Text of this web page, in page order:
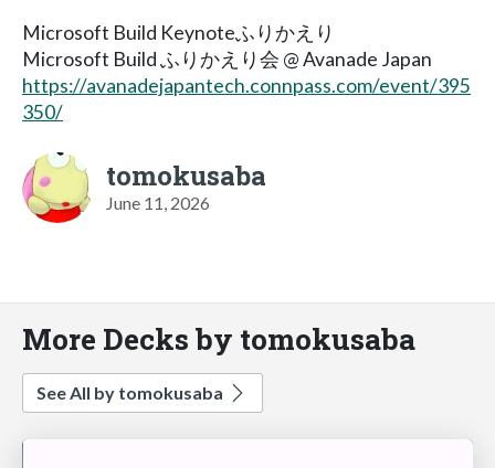
Microsoft Build Keynoteふりかえり
Microsoft Build ふりかえり会 @ Avanade Japan
https://avanadejapantech.connpass.com/event/395
350/
tomokusaba
June 11, 2026
More Decks by tomokusaba
See All by tomokusaba